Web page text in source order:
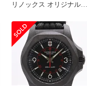
リノックス オリジナルセ